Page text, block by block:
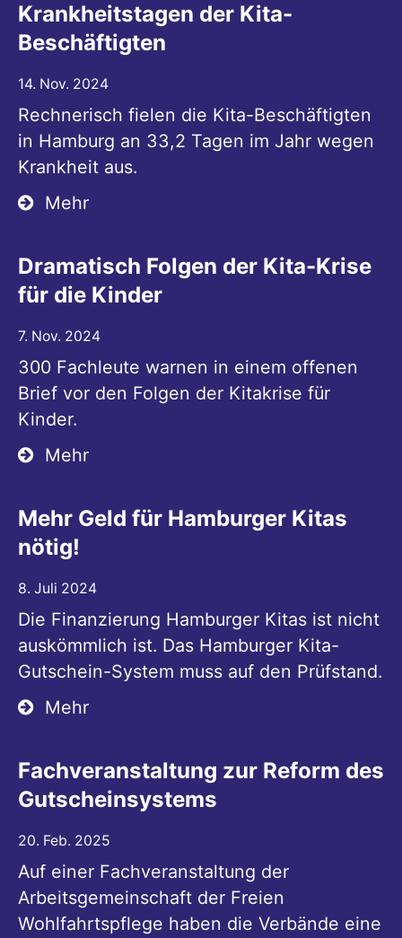
Krankheitstagen der Kita-
Beschäftigten
14. Nov. 2024
Rechnerisch fielen die Kita-Beschäftigten
in Hamburg an 33,2 Tagen im Jahr wegen
Krankheit aus.
Mehr
Dramatisch Folgen der Kita-Krise
für die Kinder
7. Nov. 2024
300 Fachleute warnen in einem offenen
Brief vor den Folgen der Kitakrise für
Kinder.
Mehr
Mehr Geld für Hamburger Kitas
nötig!
8. Juli 2024
Die Finanzierung Hamburger Kitas ist nicht
auskömmlich ist. Das Hamburger Kita-
Gutschein-System muss auf den Prüfstand.
Mehr
Fachveranstaltung zur Reform des
Gutscheinsystems
20. Feb. 2025
Auf einer Fachveranstaltung der
Arbeitsgemeinschaft der Freien
Wohlfahrtspflege haben die Verbände eine